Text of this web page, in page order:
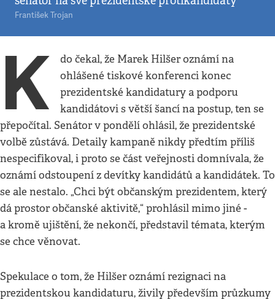
František Trojan
K
do čekal, že Marek Hilšer oznámí na
ohlášené tiskové konferenci konec
prezidentské kandidatury a podporu
kandidátovi s větší šancí na postup, ten se
přepočítal. Senátor v pondělí ohlásil, že prezidentské
volbě zůstává. Detaily kampaně nikdy předtím příliš
nespecifikoval, i proto se část veřejnosti domnívala, že
oznámí odstoupení z devítky kandidátů a kandidátek. To
se ale nestalo. „Chci být občanským prezidentem, který
dá prostor občanské aktivitě,“ prohlásil mimo jiné -
a kromě ujištění, že nekončí, představil témata, kterým
se chce věnovat.
Spekulace o tom, že Hilšer oznámí rezignaci na
prezidentskou kandidaturu, živily především průzkumy